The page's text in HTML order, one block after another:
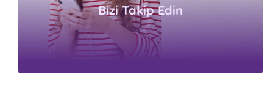
Bizi Takip Edin